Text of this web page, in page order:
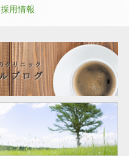
採用情報